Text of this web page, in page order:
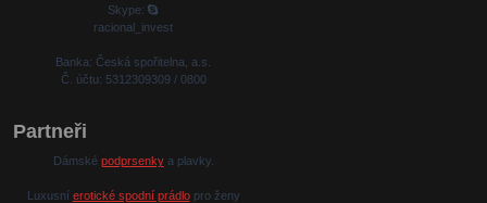
Skype:
racional_invest
Banka: Česká spořitelna, a.s.
Č. účtu: 5312309309 / 0800
Partneři
Dámské podprsenkya plavky.
Luxusní erotické spodní prádlopro ženy